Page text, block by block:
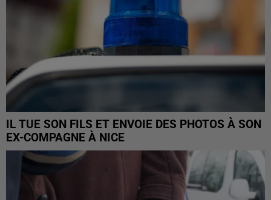
IL TUE SON FILS ET ENVOIE DES PHOTOS À SON
EX-COMPAGNE À NICE